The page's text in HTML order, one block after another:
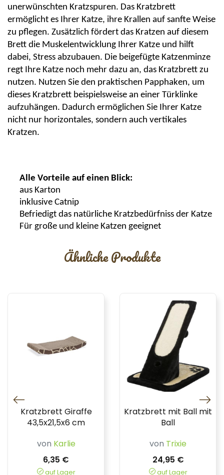
unerwünschten Kratzspuren. Das Kratzbrett
ermöglicht es Ihrer Katze, ihre Krallen auf sanfte Weise
zu pflegen. Zusätzlich fördert das Kratzen auf diesem
Brett die Muskelentwicklung Ihrer Katze und hilft
dabei, Stress abzubauen. Die beigefügte Katzenminze
regt Ihre Katze noch mehr dazu an, das Kratzbrett zu
nutzen. Nutzen Sie den praktischen Papphaken, um
dieses Kratzbrett beispielsweise an einer Türklinke
aufzuhängen. Dadurch ermöglichen Sie Ihrer Katze
nicht nur horizontales, sondern auch vertikales
Kratzen.
Alle Vorteile auf einen Blick:
aus Karton
inklusive Catnip
Befriedigt das natürliche Kratzbedürfniss der Katze
Für große und kleine Katzen geeignet
Ähnliche Produkte
Kratzbrett Giraffe
43,5x21,5x6 cm
von Karlie
6,35 €
auf Lager
Kratzbrett mit Ball mit
Ball
von Trixie
24,95 €
auf Lager